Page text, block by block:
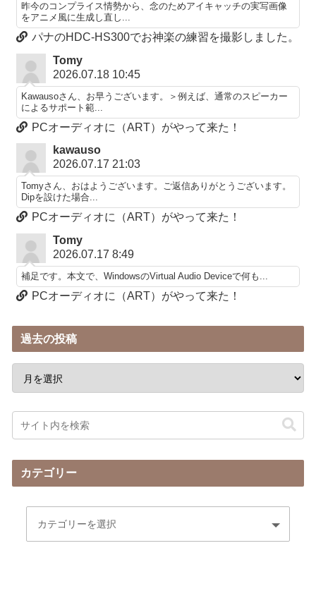
昨今のコンプライス情勢から、念のためアイキャッチの実写画像
をアニメ風に生成し直し...
パナのHDC-HS300でお神楽の練習を撮影しました。
Tomy
2026.07.18 10:45
Kawausoさん、お早うございます。＞例えば、通常のスピーカー
によるサポート範...
PCオーディオに（ART）がやって来た！
kawauso
2026.07.17 21:03
Tomyさん、おはようございます。ご返信ありがとうございます。
Dipを設けた場合...
PCオーディオに（ART）がやって来た！
Tomy
2026.07.17 8:49
補足です。本文で、WindowsのVirtual Audio Deviceで何も...
PCオーディオに（ART）がやって来た！
過去の投稿
カテゴリー